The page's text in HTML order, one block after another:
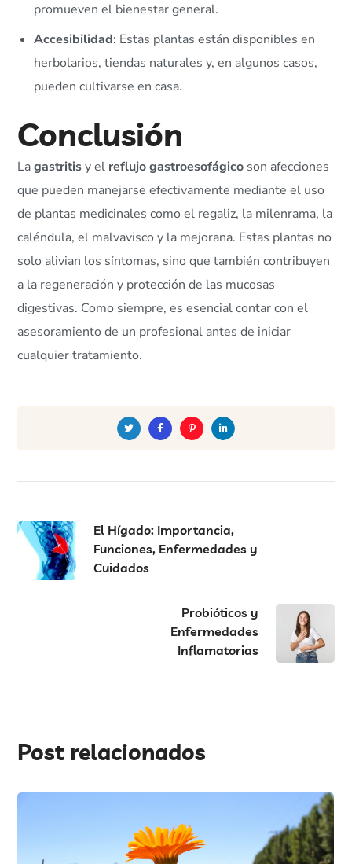
promueven el bienestar general.
Accesibilidad: Estas plantas están disponibles en
herbolarios, tiendas naturales y, en algunos casos,
pueden cultivarse en casa.
Conclusión
Lagastritisy el reflujo gastroesofágico son afecciones
que pueden manejarse efectivamente mediante el uso
de plantas medicinales como el regaliz, la milenrama, la
caléndula, el malvavisco y la mejorana. Estas plantas no
solo alivian los síntomas, sino que también contribuyen
a la regeneración y protección de las mucosas
digestivas. Como siempre, es esencial contar con el
asesoramiento de un profesional antes de iniciar
cualquier tratamiento.
El Hígado: Importancia,
Funciones, Enfermedades y
Cuidados
Probióticos y
Enfermedades
Inflamatorias
Post relacionados